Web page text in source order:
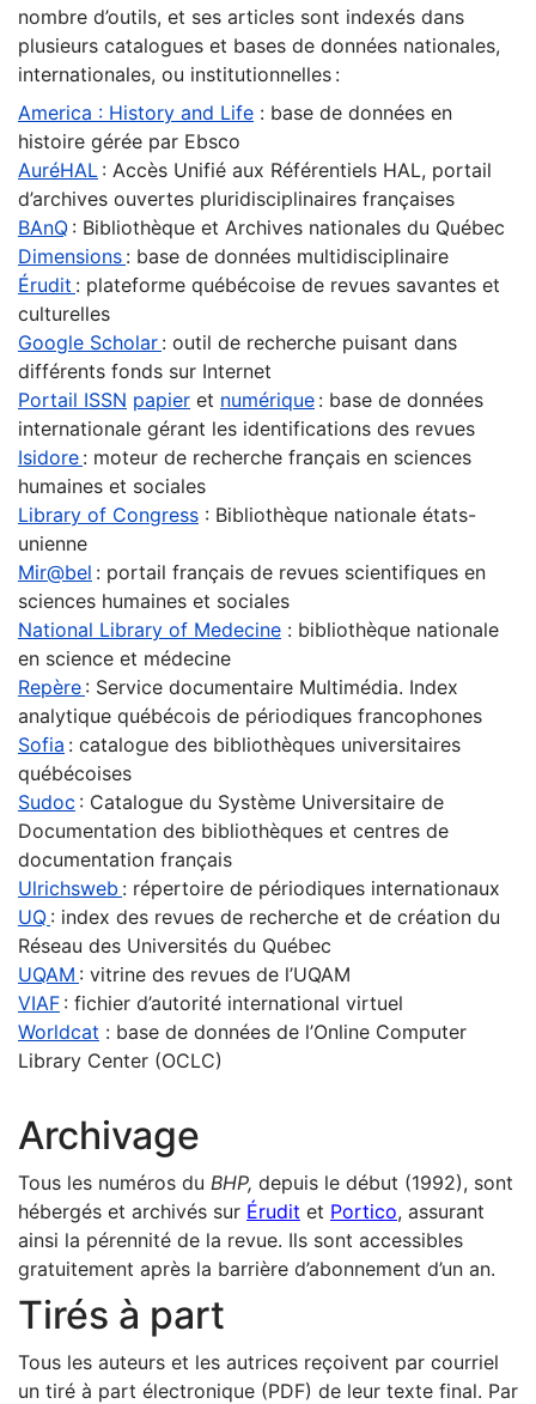
nombre d’outils, et ses articles sont indexés dans
plusieurs catalogues et bases de données nationales,
internationales, ou institutionnelles :
America : History and Life : base de données en
histoire gérée par Ebsco
AuréHAL : Accès Unifié aux Référentiels HAL, portail
d’archives ouvertes pluridisciplinaires françaises
BAnQ : Bibliothèque et Archives nationales du Québec
Dimensions : base de données multidisciplinaire
Érudit : plateforme québécoise de revues savantes et
culturelles
Google Scholar : outil de recherche puisant dans
différents fonds sur Internet
Portail ISSN papier et numérique : base de données
internationale gérant les identifications des revues
Isidore : moteur de recherche français en sciences
humaines et sociales
Library of Congress : Bibliothèque nationale états-
unienne
Mir@bel : portail français de revues scientifiques en
sciences humaines et sociales
National Library of Medecine : bibliothèque nationale
en science et médecine
Repère : Service documentaire Multimédia. Index
analytique québécois de périodiques francophones
Sofia : catalogue des bibliothèques universitaires
québécoises
Sudoc : Catalogue du Système Universitaire de
Documentation des bibliothèques et centres de
documentation français
Ulrichsweb : répertoire de périodiques internationaux
UQ : index des revues de recherche et de création du
Réseau des Universités du Québec
UQAM : vitrine des revues de l’UQAM
VIAF : fichier d’autorité international virtuel
Worldcat : base de données de l’Online Computer
Library Center (OCLC)
Archivage
Tous les numéros du BHP, depuis le début (1992), sont
hébergés et archivés sur Érudit et Portico, assurant
ainsi la pérennité de la revue. Ils sont accessibles
gratuitement après la barrière d’abonnement d’un an.
Tirés à part
Tous les auteurs et les autrices reçoivent par courriel
un tiré à part électronique (PDF) de leur texte final. Par